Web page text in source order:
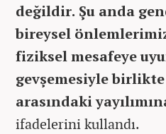
değildir. Şu anda
bireysel
fiziksel mesafeye
gevşemesiyle
arasındaki
ifadelerini kullandı.